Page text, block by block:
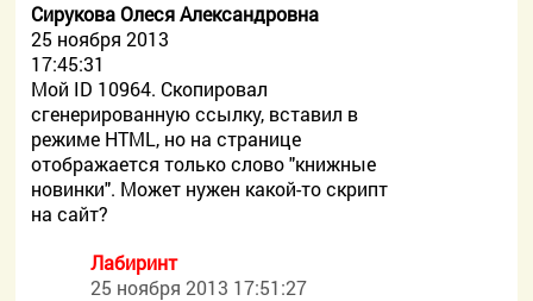
Сирукова Олеся Александровна
25 ноября 2013
17:45:31
Мой ID 10964. Скопировал
сгенерированную ссылку, вставил в
режиме HTML, но на странице
отображается только слово "книжные
новинки". Может нужен какой-то скрипт
на сайт?
Лабиринт
25 ноября 2013 17:51:27